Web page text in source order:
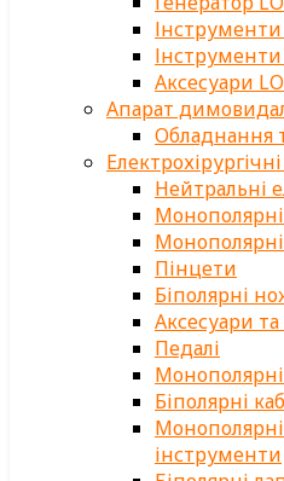
Інструменти
Інструменти
Аксесуари
Апарат
Обладнання
Нейтральні
Пінцети
Біполярні
Аксесуари
Педалі
Монополярні
Біполярні
Монополярні
інструменти